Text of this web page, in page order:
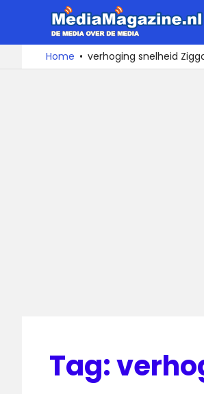
naar
De
media
over
Home verhoging snelheid
Tag: